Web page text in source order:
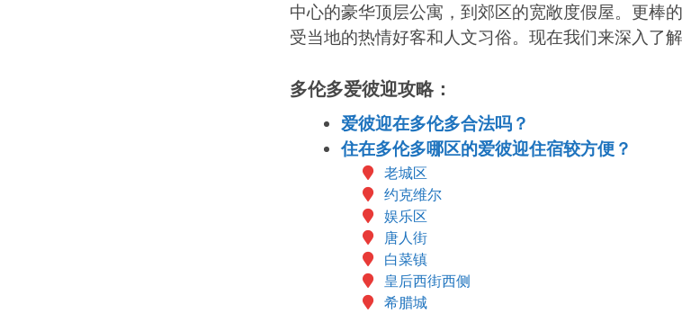
中心的豪华顶层公寓，到郊区的宽敞度假屋。更棒
受当地的热情好客和人文习俗。现在我们来深入了解
多伦多爱彼迎攻略：
爱彼迎在多伦多合法吗？
住在多伦多哪区的爱彼迎住宿较方便？
老城区
约克维尔
娱乐区
唐人街
白菜镇
皇后西街西侧
希腊城